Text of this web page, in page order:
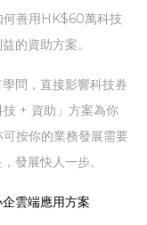
何善用HK$60萬科技
的資助方案。
問，直接影響科技券
+ 資助」方案為你
按你的業務發展需要
發展快人一步。
雲端應用方案